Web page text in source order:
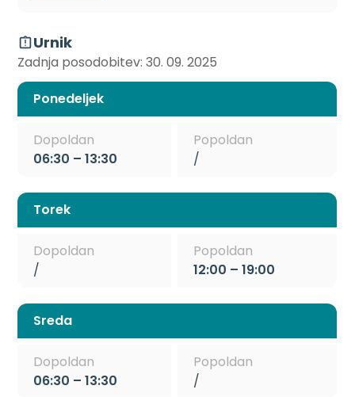
Urnik
Zadnja posodobitev: 30. 09. 2025
Ponedeljek
Dopoldan
06:30 – 13:30
Popoldan
/
Torek
Dopoldan
/
Popoldan
12:00 – 19:00
Sreda
Dopoldan
06:30 – 13:30
Popoldan
/